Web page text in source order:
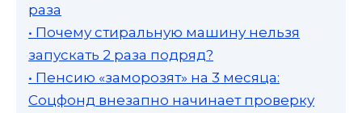
раза
• Почему стиральную машину нельзя
запускать 2 раза подряд?
• Пенсию «заморозят» на 3 месяца:
Соцфонд внезапно начинает проверку